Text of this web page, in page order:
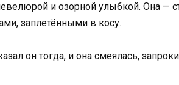
и озорной улыбкой. Она —
заплетёнными в косу.
он тогда, и она смеялась,